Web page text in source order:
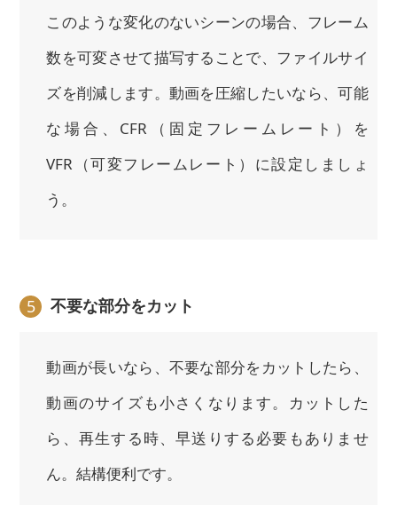
このような変化のないシーンの場合、フレーム
数を可変させて描写することで、ファイルサイ
ズを削減します。動画を圧縮したいなら、可能
な場合、CFR（固定フレームレート）を
VFR（可変フレームレート）に設定しましょ
う。
5 不要な部分をカット
動画が長いなら、不要な部分をカットしたら、
動画のサイズも小さくなります。カットした
ら、再生する時、早送りする必要もありませ
ん。結構便利です。